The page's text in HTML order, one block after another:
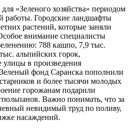
«Зеленого хозяйства» периодом
работы. Городские ландшафты
растений, которые заняли
внимание специалисты
788 кашпо, 7,9 тыс.
альпийских горок,
в произведения
фонд Саранска пополнили
и более тысячи молодых
горожанам подарили
Важно понимать, что за
невидимый труд по поливу,
насаждений.